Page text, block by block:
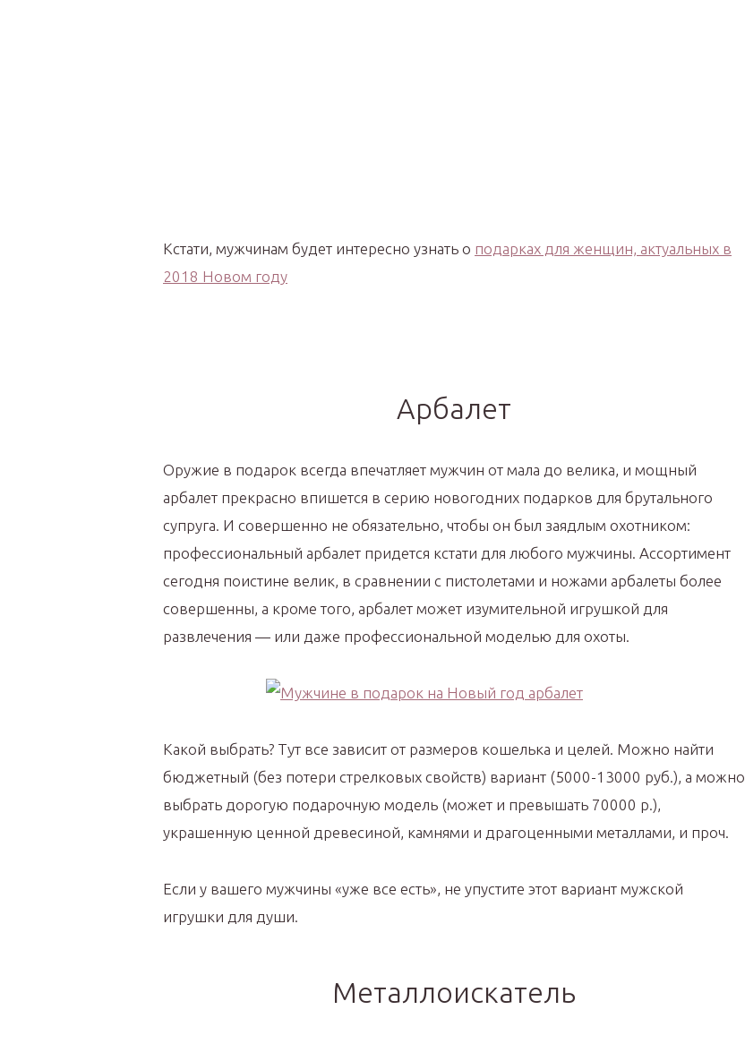
Кстати, мужчинам будет интересно узнать о подарках для женщин, актуальных в
2018 Новом году
Арбалет
Оружие в подарок всегда впечатляет мужчин от мала до велика, и мощный
арбалет прекрасно впишется в серию новогодних подарков для брутального
супруга. И совершенно не обязательно, чтобы он был заядлым охотником:
профессиональный арбалет придется кстати для любого мужчины. Ассортимент
сегодня поистине велик, в сравнении с пистолетами и ножами арбалеты более
совершенны, а кроме того, арбалет может изумительной игрушкой для
развлечения — или даже профессиональной моделью для охоты.
Какой выбрать? Тут все зависит от размеров кошелька и целей. Можно найти
бюджетный (без потери стрелковых свойств) вариант (5000-13000 руб.), а можно
выбрать дорогую подарочную модель (может и превышать 70000 р.),
украшенную ценной древесиной, камнями и драгоценными металлами, и проч.
Если у вашего мужчины «уже все есть», не упустите этот вариант мужской
игрушки для души.
Металлоискатель